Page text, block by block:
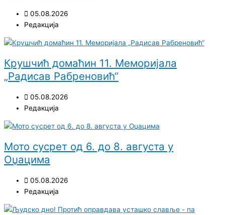
05.08.2026
Редакција
Крушчић домаћин 11. Меморијала
„Радисав Рабреновић“
05.08.2026
Редакција
Мото сусрет од 6. до 8. августа у
Оџацима
05.08.2026
Редакција